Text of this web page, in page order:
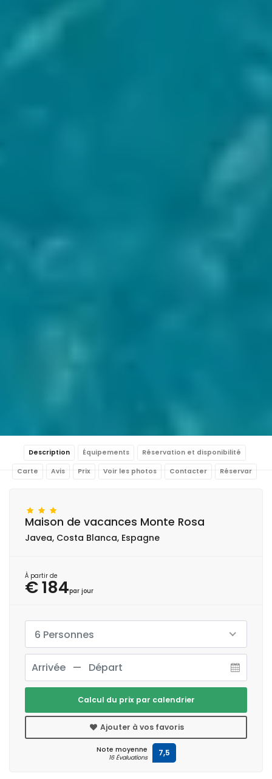
Description Équipements Réservation et disponibilité
Carte Avis Prix Voir les photos Contacter Réservar
Maison de vacances Monte Rosa
Javea, Costa Blanca, Espagne
À partir de
€ 184par jour
6 Personnes
Calcul du prix par calendrier
Ajouter à vos favoris
Note moyenne
16 Évaluations 7,5